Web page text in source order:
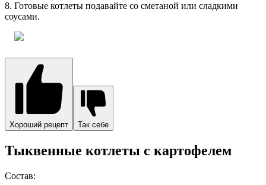
8. Готовые котлеты подавайте со сметаной или сладкими
соусами.
Хороший рецепт Так себе
Тыквенные котлеты с картофелем
Состав: